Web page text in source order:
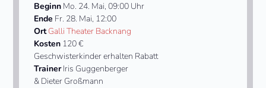
Beginn Mo. 24. Mai, 09:00 Uhr
Ende Fr. 28. Mai, 12:00
OrtGalli Theater Backnang
Kosten 120 €
Geschwisterkinder erhalten Rabatt
TrainerIris Guggenberger
& Dieter Großmann